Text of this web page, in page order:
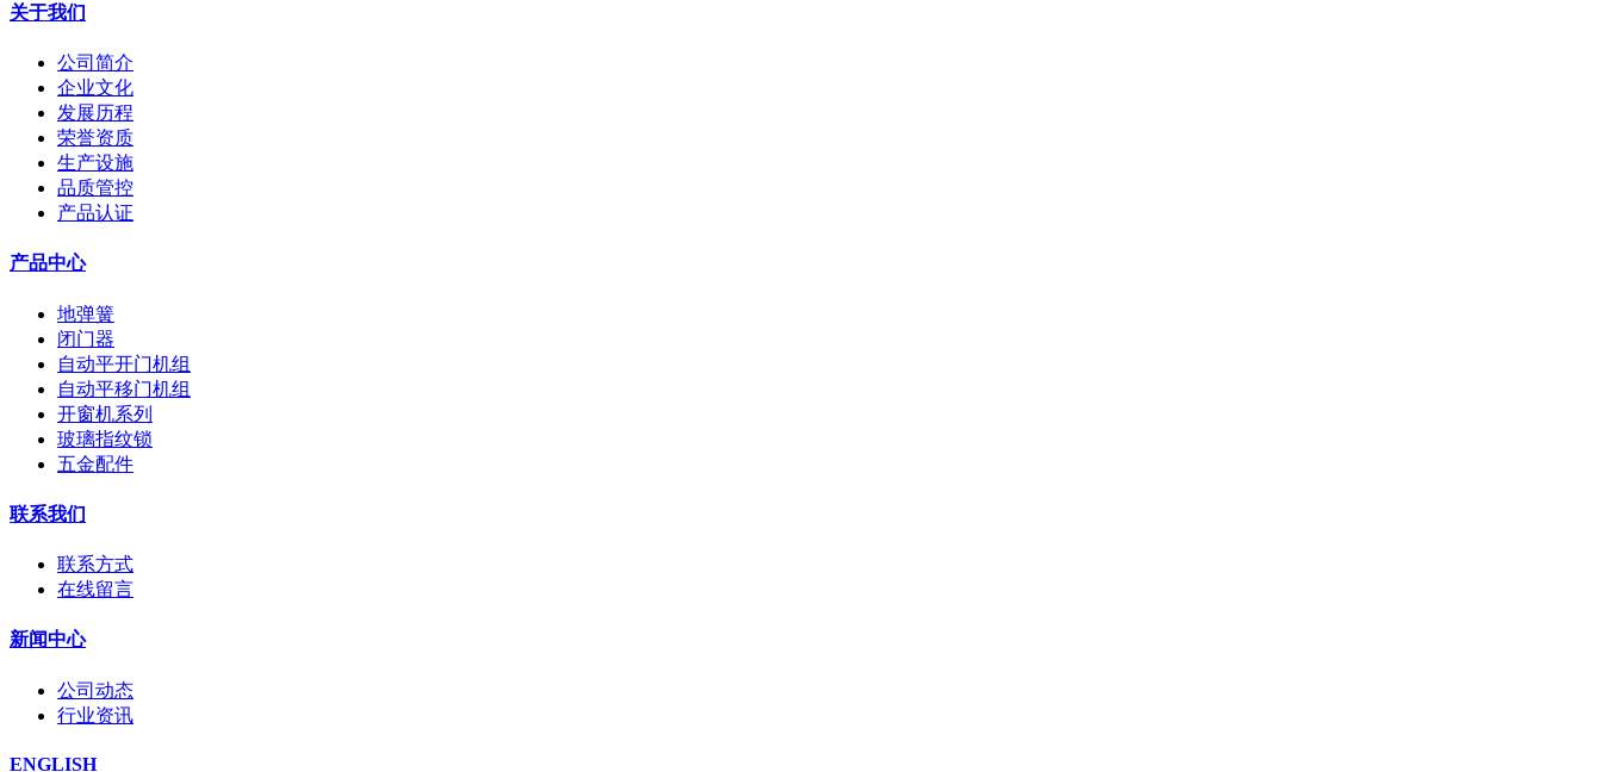
关于我们
公司简介
企业文化
发展历程
荣誉资质
生产设施
品质管控
产品认证
产品中心
地弹簧
闭门器
自动平开门机组
自动平移门机组
开窗机系列
玻璃指纹锁
五金配件
联系我们
联系方式
在线留言
新闻中心
公司动态
行业资讯
ENGLISH